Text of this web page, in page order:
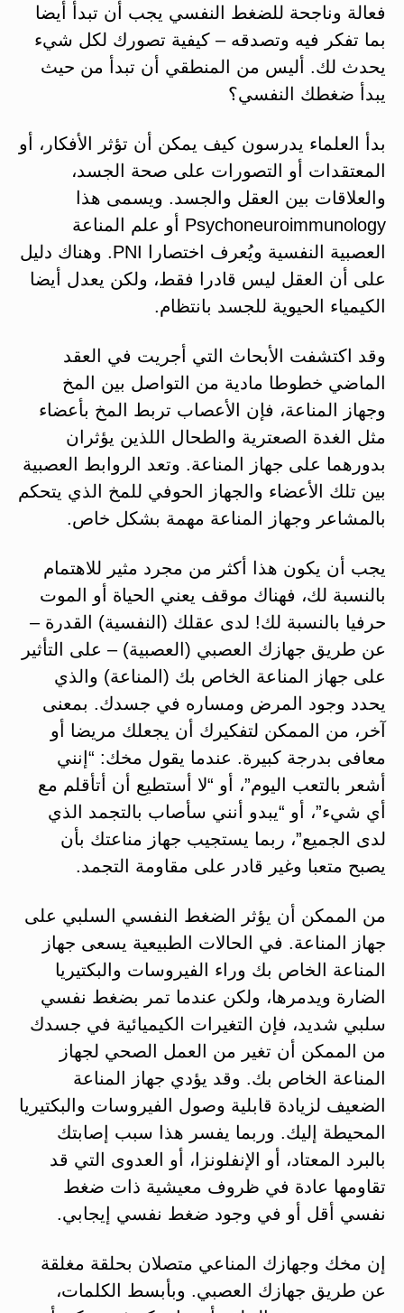
فعالة وناجحة للضغط النفسي يجب أن تبدأ أيضا
بما تفكر فيه وتصدقه – كيفية تصورك لكل شيء
يحدث لك. أليس من المنطقي أن تبدأ من حيث
يبدأ ضغطك النفسي؟
بدأ العلماء يدرسون كيف يمكن أن تؤثر الأفكار، أو
المعتقدات أو التصورات على صحة الجسد،
والعلاقات بين العقل والجسد. ويسمى هذا
Psychoneuroimmunology أو علم المناعة
العصبية النفسية ويُعرف اختصارا PNI. وهناك دليل
على أن العقل ليس قادرا فقط، ولكن يعدل أيضا
الكيمياء الحيوية للجسد بانتظام.
وقد اكتشفت الأبحاث التي أجريت في العقد
الماضي خطوطا مادية من التواصل بين المخ
وجهاز المناعة، فإن الأعصاب تربط المخ بأعضاء
مثل الغدة الصعترية والطحال اللذين يؤثران
بدورهما على جهاز المناعة. وتعد الروابط العصبية
بين تلك الأعضاء والجهاز الحوفي للمخ الذي يتحكم
بالمشاعر وجهاز المناعة مهمة بشكل خاص.
يجب أن يكون هذا أكثر من مجرد مثير للاهتمام
بالنسبة لك، فهناك موقف يعني الحياة أو الموت
حرفيا بالنسبة لك! لدى عقلك (النفسية) القدرة –
عن طريق جهازك العصبي (العصبية) – على التأثير
على جهاز المناعة الخاص بك (المناعة) والذي
يحدد وجود المرض ومساره في جسدك. بمعنى
آخر، من الممكن لتفكيرك أن يجعلك مريضا أو
معافى بدرجة كبيرة. عندما يقول مخك: “إنني
أشعر بالتعب اليوم”، أو “لا أستطيع أن أتأقلم مع
أي شيء”، أو “يبدو أنني سأصاب بالتجمد الذي
لدى الجميع”، ربما يستجيب جهاز مناعتك بأن
يصبح متعبا وغير قادر على مقاومة التجمد.
من الممكن أن يؤثر الضغط النفسي السلبي على
جهاز المناعة. في الحالات الطبيعية يسعى جهاز
المناعة الخاص بك وراء الفيروسات والبكتيريا
الضارة ويدمرها، ولكن عندما تمر بضغط نفسي
سلبي شديد، فإن التغيرات الكيميائية في جسدك
من الممكن أن تغير من العمل الصحي لجهاز
المناعة الخاص بك. وقد يؤدي جهاز المناعة
الضعيف لزيادة قابلية وصول الفيروسات والبكتيريا
المحيطة إليك. وربما يفسر هذا سبب إصابتك
بالبرد المعتاد، أو الإنفلونزا، أو العدوى التي قد
تقاومها عادة في ظروف معيشية ذات ضغط
نفسي أقل أو في وجود ضغط نفسي إيجابي.
إن مخك وجهازك المناعي متصلان بحلقة مغلقة
عن طريق جهازك العصبي. وبأبسط الكلمات،